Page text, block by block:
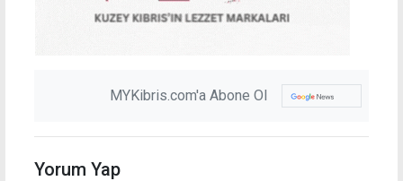
MYKibris.com'a Abone Ol
Yorum Yap